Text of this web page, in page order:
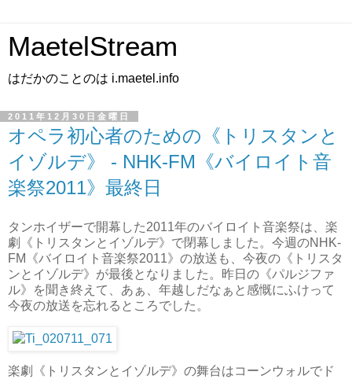
MaetelStream
はだかのことのは i.maetel.info
2011年12月30日金曜日
オペラ初心者のための《トリスタンと
イゾルデ》 - NHK-FM《バイロイト音
楽祭2011》最終日
タンホイザーで開幕した2011年のバイロイト音楽祭は、楽
劇《トリスタンとイゾルデ》で閉幕しました。今週のNHK-
FM《バイロイト音楽祭2011》の放送も、今夜の《トリスタ
ンとイゾルデ》が最後となりました。昨日の《パルジファ
ル》を聞き終えて、あぁ、年越しだなぁと感慨にふけって
今夜の放送を忘れるところでした。
楽劇《トリスタンとイゾルデ》の舞台はコーンウォルでド